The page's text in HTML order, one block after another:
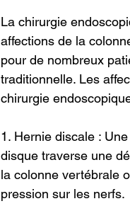
La chirurgie
affections de la
pour de nombreux
traditionnelle. Les
chirurgie
1. Hernie discale :
disque traverse une
la colonne vertébrale
pression sur les nerfs.